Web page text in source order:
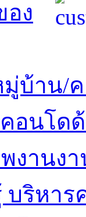
อง
บ้าน/
อนโด
งานง
บริหาร